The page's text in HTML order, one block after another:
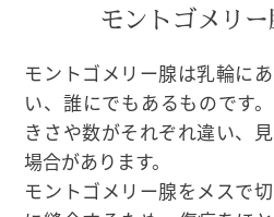
モントゴメリ
モントゴメリー腺は乳輪に
い、誰にでもあるものです
きさや数がそれぞれ違い、
場合があります。
モントゴメリー腺をメスで